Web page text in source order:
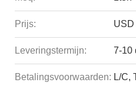
Prijs:
Leveringstermijn: 7-10
Betalingsvoorwaarden: L/C,